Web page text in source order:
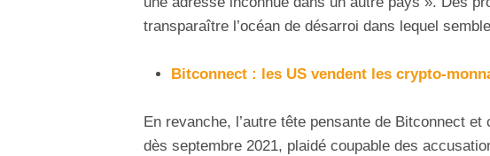
transparaître l’océan de désarroi dans lequel
Bitconnect : les US vendent les crypto-
En revanche, l’autre tête pensante de Bitconnect
dès septembre 2021, plaidé coupable des